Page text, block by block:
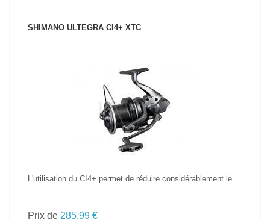
SHIMANO ULTEGRA CI4+ XTC
VOIR LE PRODUIT
L'utilisation du CI4+ permet de réduire considérablement le...
Prix de 285.99 €